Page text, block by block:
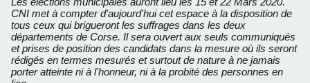
CNI met à compter d'aujourd'hui cet espace à la disposition de
tous ceux qui brigueront les suffrages dans les deux
départements de Corse. Il sera ouvert aux seuls communiqués
et prises de position des candidats dans la mesure où ils seront
rédigés en termes mesurés et surtout de nature à ne jamais
porter atteinte ni à l'honneur, ni à la probité des personnes en